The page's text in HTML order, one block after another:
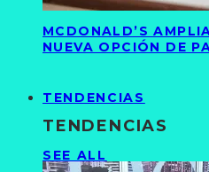
MCDONALD’S
NUEVA OPCIÓN DE
TENDENCIAS
TENDENCIAS
SEE ALL